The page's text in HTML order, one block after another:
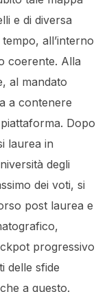
e di diversa
all’interno
coerente. Alla
al mandato
a contenere
Dopo
laurea in
degli
dei voti, si
post laurea e
progressivo
delle sfide
a questo.